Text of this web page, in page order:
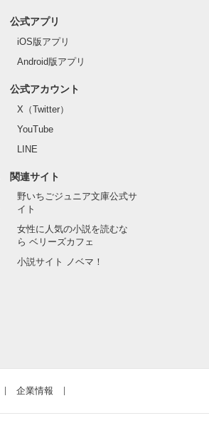
公式アプリ
iOS版アプリ
Android版アプリ
公式アカウント
X（Twitter）
YouTube
LINE
関連サイト
野いちごジュニア文庫公式サ
イト
女性に人気の小説を読むな
ら ベリーズカフェ
小説サイト ノベマ！
企業情報